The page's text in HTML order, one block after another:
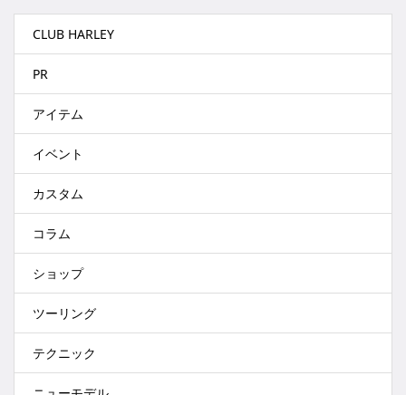
CLUB HARLEY
PR
アイテム
イベント
カスタム
コラム
ショップ
ツーリング
テクニック